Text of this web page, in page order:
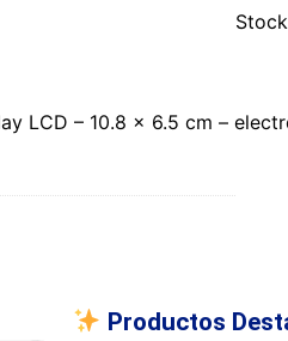
LCD – 10.8 x 6.5 cm –
Productos